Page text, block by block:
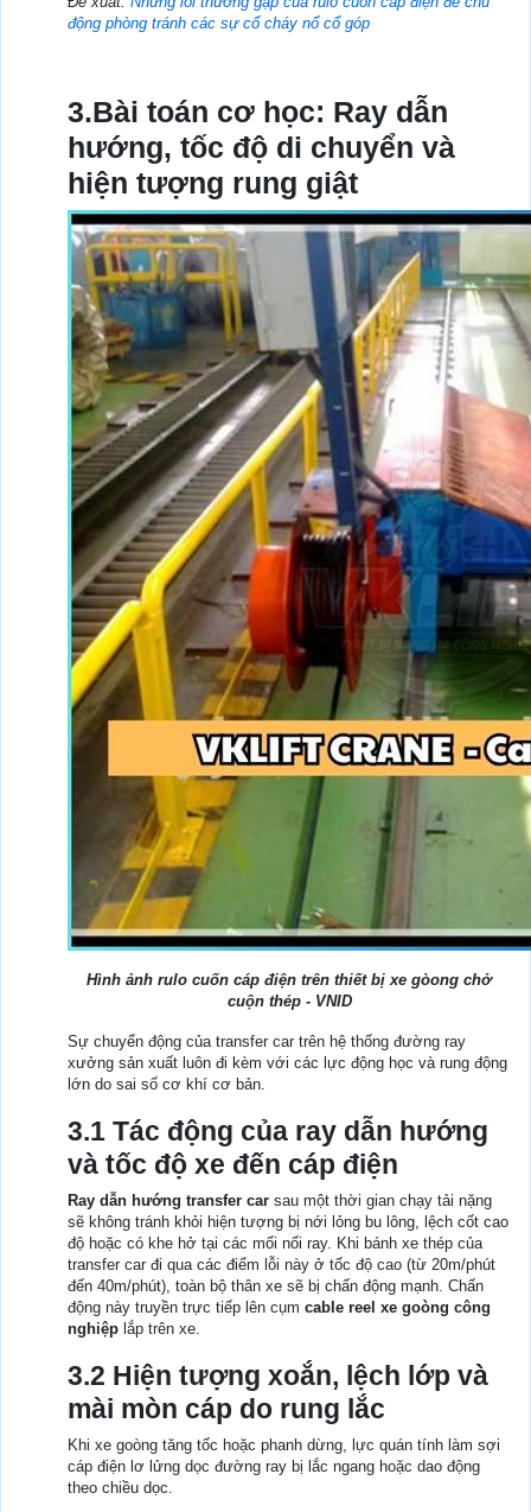
động phòng tránh các sự cố cháy nổ cổ góp
3.Bài toán cơ học: Ray dẫn
hướng, tốc độ di chuyển và
hiện tượng rung giật
Hình ảnh rulo cuốn cáp điện trên thiết bị xe gòong chở
cuộn thép - VNID
Sự chuyển động của transfer car trên hệ thống đường ray
xưởng sản xuất luôn đi kèm với các lực động học và rung động
lớn do sai số cơ khí cơ bản.
3.1 Tác động của ray dẫn hướng
và tốc độ xe đến cáp điện
Ray dẫn hướng transfer car sau một thời gian chạy tải nặng
sẽ không tránh khỏi hiện tượng bị nới lỏng bu lông, lệch cốt cao
độ hoặc có khe hở tại các mối nối ray. Khi bánh xe thép của
transfer car đi qua các điểm lỗi này ở tốc độ cao (từ 20m/phút
đến 40m/phút), toàn bộ thân xe sẽ bị chấn động mạnh. Chấn
động này truyền trực tiếp lên cụm cable reel xe goòng công
nghiệp lắp trên xe.
3.2 Hiện tượng xoắn, lệch lớp và
mài mòn cáp do rung lắc
Khi xe goòng tăng tốc hoặc phanh dừng, lực quán tính làm sợi
cáp điện lơ lửng dọc đường ray bị lắc ngang hoặc dao động
theo chiều dọc.